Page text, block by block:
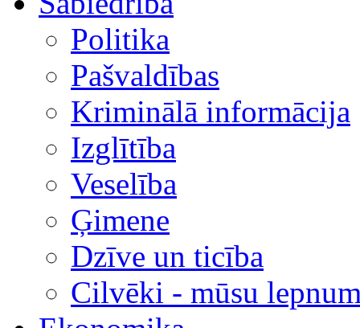
Politika
Pašvaldības
Kriminālā informācija
Izglītība
Veselība
Ģimene
Dzīve un ticība
Cilvēki - mūsu